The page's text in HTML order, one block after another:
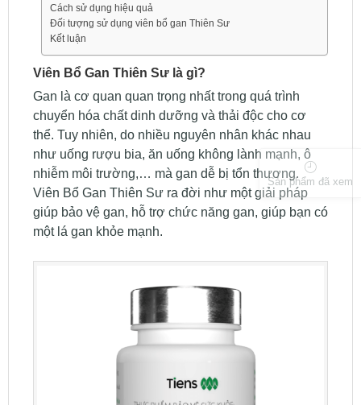
Cách sử dụng hiệu quả
Đối tượng sử dụng viên bổ gan Thiên Sư
Kết luận
Viên Bổ Gan Thiên Sư là gì?
Gan là cơ quan quan trọng nhất trong quá trình
chuyển hóa chất dinh dưỡng và thải độc cho cơ
thể. Tuy nhiên, do nhiều nguyên nhân khác nhau
như uống rượu bia, ăn uống không lành mạnh, ô
nhiễm môi trường,… mà gan dễ bị tổn thương.
Viên Bổ Gan Thiên Sư ra đời như một giải pháp
giúp bảo vệ gan, hỗ trợ chức năng gan, giúp bạn có
một lá gan khỏe mạnh.
Sản phẩm đã xem